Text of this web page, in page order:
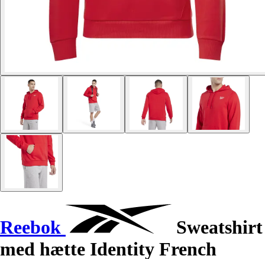
Reebok
Sweatshirt
med hætte Identity French